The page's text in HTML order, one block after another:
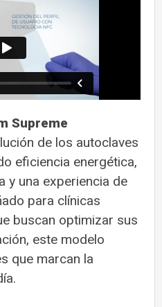
Supreme
de los autoclaves
eficiencia energética,
y una experiencia de
para clínicas
buscan optimizar sus
este modelo
que marcan la